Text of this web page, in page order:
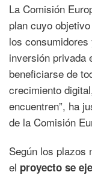
La Comisión
plan cuyo
los
inversión privada
beneficiarse de
crecimiento
encuentren”, ha
de la Comisión
Según los plazos
el proyecto se